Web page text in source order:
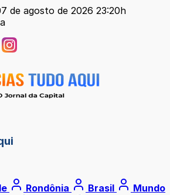
de agosto de 2026 23:20h
Rondônia Brasil
Mundo